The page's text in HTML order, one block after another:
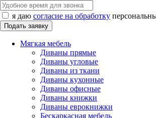
я даю согласие на обработку
Мягкая мебель
Диваны прямые
Диваны угловые
Диваны из ткани
Диваны кухонные
Диваны офисные
Диваны книжки
Диваны еврокнижки
Бескаркасная мебель